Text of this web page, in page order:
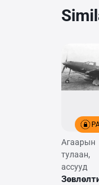
Агаарын
тулаан,
ассууд